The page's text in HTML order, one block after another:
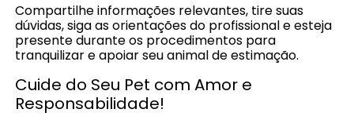
Compartilhe informações relevantes, tire suas
dúvidas, siga as orientações do profissional e esteja
presente durante os procedimentos para
tranquilizar e apoiar seu animal de estimação.
Cuide do Seu Pet com Amor e
Responsabilidade!